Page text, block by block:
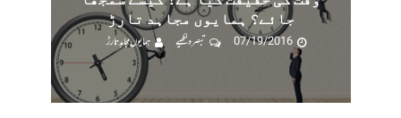
جائے؟ ہمایوں مجاہد تارڑ
07/19/2016
تبصرہ لکھیے ہمایوں مجاہد تارڑ